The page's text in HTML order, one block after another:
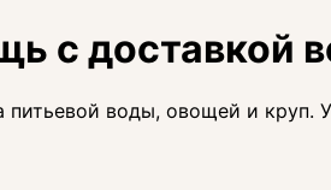
с доставкой
питьевой воды, овощей и